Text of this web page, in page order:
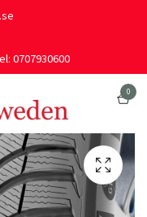
0707930600
0